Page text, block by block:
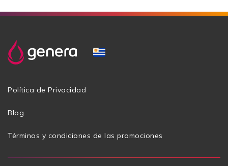
Política de Privacidad
Blog
Términos y condiciones de las promociones